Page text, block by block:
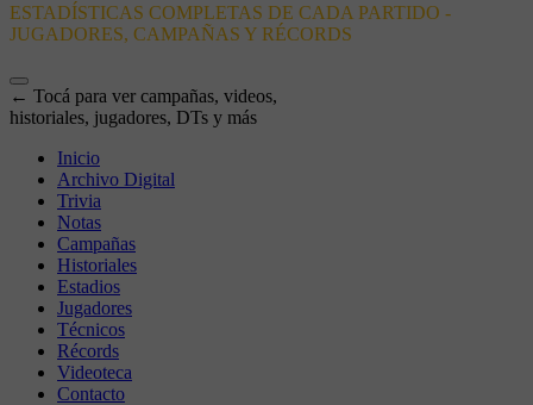
ESTADÍSTICAS COMPLETAS DE CADA PARTIDO -
JUGADORES, CAMPAÑAS Y RÉCORDS
← Tocá para ver campañas, videos,
historiales, jugadores, DTs y más
Inicio
Archivo Digital
Trivia
Notas
Campañas
Historiales
Estadios
Jugadores
Técnicos
Récords
Videoteca
Contacto